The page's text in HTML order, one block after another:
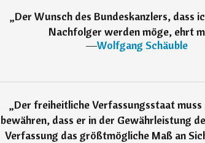
„Der Wunsch des Bundeskanzlers, dass
Nachfolger werden möge, ehrt
―Wolfgang Schäuble
„Der freiheitliche Verfassungsstaat
bewähren, dass er in der Gewährleistung
Verfassung das größtmögliche Maß an